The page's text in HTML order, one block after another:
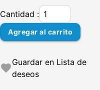
Cantidad :
Agregar al carrito
favoriteGuardar en Lista de
deseos